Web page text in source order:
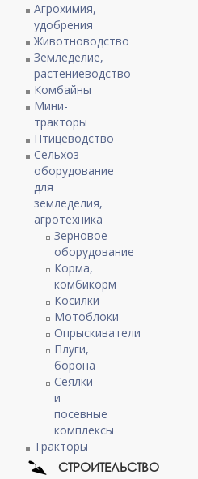
Агрохимия,
удобрения
Животноводство
Земледелие,
растениеводство
Комбайны
Мини-
тракторы
Птицеводство
Сельхоз
оборудование
для
земледелия,
агротехника
Зерновое
оборудование
Корма,
комбикорм
Косилки
Мотоблоки
Опрыскиватели
Плуги,
борона
Сеялки
и
посевные
комплексы
Тракторы
СТРОИТЕЛЬСТВО